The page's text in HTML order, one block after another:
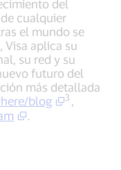
del
cualquier
el mundo se
Visa aplica su
su red y su
futuro del
más detallada
blog 3